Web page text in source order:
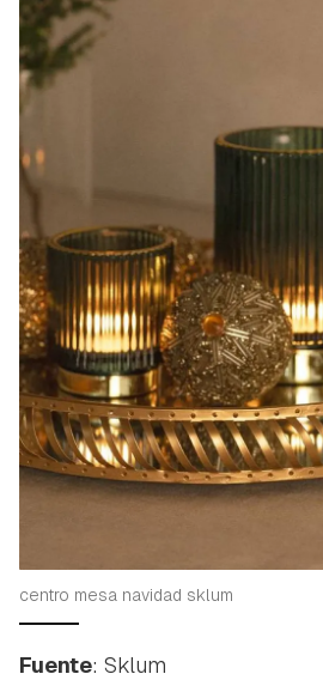
centro mesa navidad sklum
Fuente: Sklum